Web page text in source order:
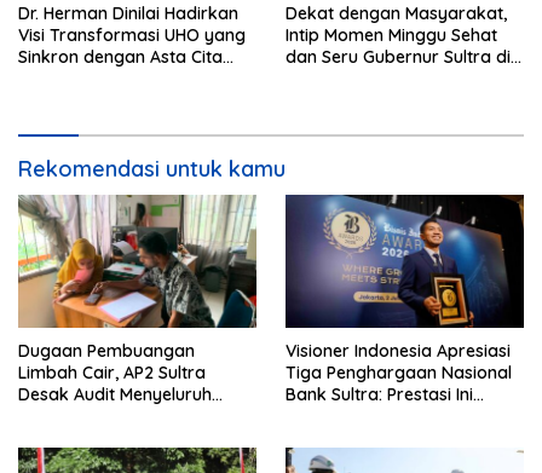
Dr. Herman Dinilai Hadirkan
Visi Transformasi UHO yang
Sinkron dengan Asta Cita
Dekat dengan Masyarakat,
Intip Momen Minggu Sehat
dan Seru Gubernur Sultra di
Rekomendasi untuk kamu
Dugaan Pembuangan
Limbah Cair, AP2 Sultra
Desak Audit Menyeluruh
Hukum
Visioner Indonesia Apresiasi
Tiga Penghargaan Nasional
Bank Sultra: Prestasi Ini
Andri Permana